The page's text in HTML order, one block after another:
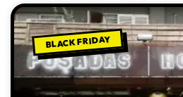
BLACK FRIDAY